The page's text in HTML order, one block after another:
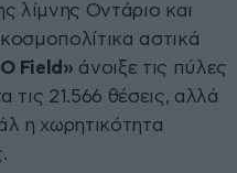
λίμνης Οντάριο και
αστικά
Field» άνοιξε τις πύλες
τις 21.566 θέσεις, αλλά
η χωρητικότητα